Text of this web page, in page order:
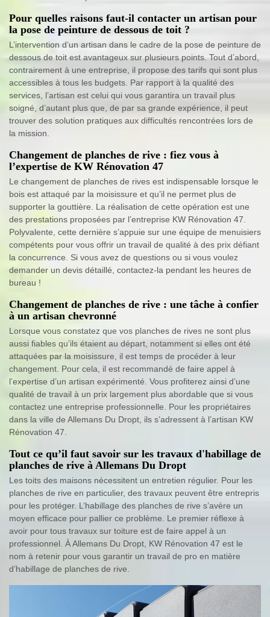
Pour quelles raisons faut-il contacter un artisan pour
la pose de peinture de dessous de toit ?
L’intervention d’un artisan dans le cadre de la pose de peinture de
dessous de toit est avantageux sur plusieurs points. Tout d’abord,
contrairement à une entreprise, il propose des tarifs qui sont plus
accessibles à tous les budgets. Par rapport à la qualité des
services, l’artisan est celui qui vous garantira un travail plus
soigné, d’autant plus que, de par sa grande expérience, il peut
trouver des solution pratiques aux difficultés rencontrées lors de
la mission.
Changement de planches de rive : fiez vous à
l’expertise de KW Rénovation 47
Le changement de planches de rives est indispensable lorsque le
bois est attaqué par la moisissure et qu’il ne permet plus de
supporter la gouttière. La réalisation de cette opération est une
des prestations proposées par l’entreprise KW Rénovation 47.
Polyvalente, cette dernière s’appuie sur une équipe de menuisiers
compétents pour vous offrir un travail de qualité à des prix défiant
la concurrence. Si vous avez de questions ou si vous voulez
demander un devis détaillé, contactez-la pendant les heures de
bureau !
Changement de planches de rive : une tâche à confier
à un artisan chevronné
Lorsque vous constatez que vos planches de rives ne sont plus
aussi fiables qu’ils étaient au départ, notamment si elles ont été
attaquées par la moisissure, il est temps de procéder à leur
changement. Pour cela, il est recommandé de faire appel à
l’expertise d’un artisan expérimenté. Vous profiterez ainsi d’une
qualité de travail à un prix largement plus abordable que si vous
contactez une entreprise professionnelle. Pour les propriétaires
dans la ville de Allemans Du Dropt, ils s’adressent à l’artisan KW
Rénovation 47.
Tout ce qu’il faut savoir sur les travaux d'habillage de
planches de rive à Allemans Du Dropt
Les toits des maisons nécessitent un entretien régulier. Pour les
planches de rive en particulier, des travaux peuvent être entrepris
pour les protéger. L’habillage des planches de rive s’avère un
moyen efficace pour pallier ce problème. Le premier réflexe à
avoir pour tous travaux sur toiture est de faire appel à un
professionnel. À Allemans Du Dropt, KW Rénovation 47 est le
nom à retenir pour vous garantir un travail de pro en matière
d’habillage de planches de rive.